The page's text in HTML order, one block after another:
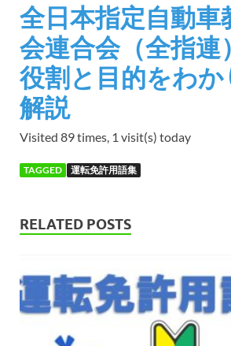
全日本指定自動車
会連合会（全指連
役割と目的をわか
解説
Visited 89 times, 1 visit(s) today
TAGGED 運転免許用語集
RELATED POSTS